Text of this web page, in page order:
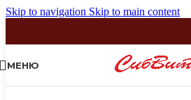
Skip to navigation Skip to main content
МЕНЮ